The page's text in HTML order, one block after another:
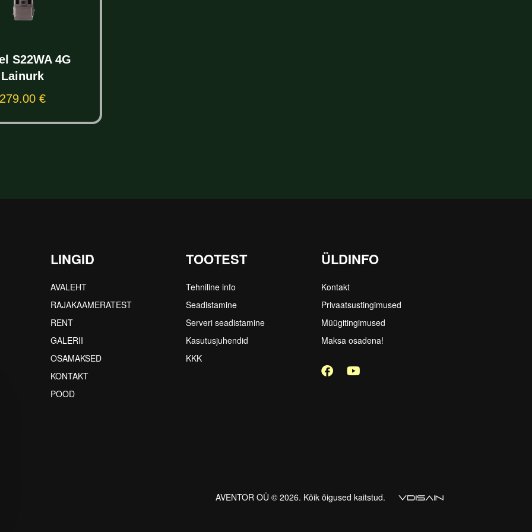
S22WA 4G
Lainurk
279.00€
LINGID
AVALEHT
RAJAKAAMERATEST
RENT
GALERII
OSAMAKSED
KONTAKT
POOD
TOOTEST
Tehniline info
Seadistamine
Serveri seadistamine
Kasutusjuhendid
KKK
ÜLDINFO
Kontakt
Privaatsustingimused
Müügitingimused
Maksa osadena!
AVENTOR OÜ © 2026. Kõik õigused kaitstud.